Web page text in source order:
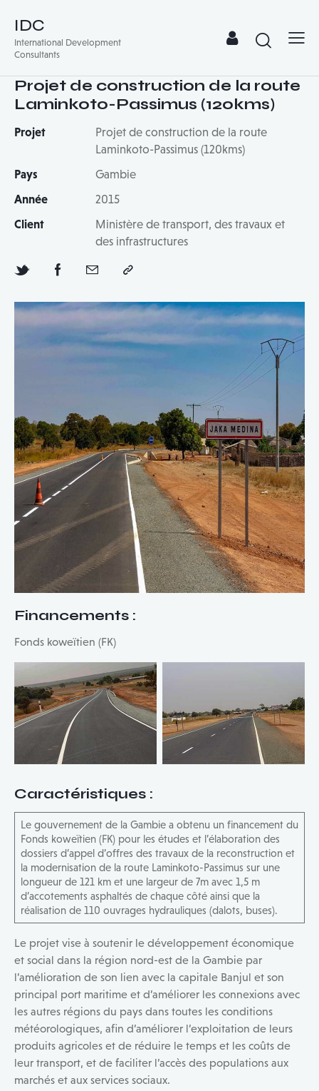
IDC
International Development
Consultants
Projet de construction de la route
Laminkoto-Passimus (120kms)
Projet
Projet de construction de la route
Laminkoto-Passimus (120kms)
Pays
Gambie
Année
2015
Client
Ministère de transport, des travaux et
des infrastructures
Financements :
Fonds koweïtien (FK)
Caractéristiques :
Le gouvernement de la Gambie a obtenu un financement du
Fonds koweïtien (FK) pour les études et l’élaboration des
dossiers d’appel d’offres des travaux de la reconstruction et
la modernisation de la route Laminkoto-Passimus sur une
longueur de 121 km et une largeur de 7m avec 1,5 m
d’accotements asphaltés de chaque côté ainsi que la
réalisation de 110 ouvrages hydrauliques (dalots, buses).
Le projet vise à soutenir le développement économique
et social dans la région nord-est de la Gambie par
l’amélioration de son lien avec la capitale Banjul et son
principal port maritime et d’améliorer les connexions avec
les autres régions du pays dans toutes les conditions
météorologiques, afin d’améliorer l’exploitation de leurs
produits agricoles et de réduire le temps et les coûts de
leur transport, et de faciliter l’accès des populations aux
marchés et aux services sociaux.